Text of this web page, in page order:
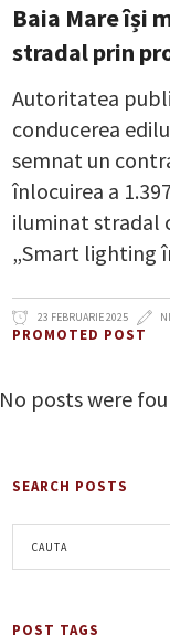
Baia Mare își
stradal prin
Autoritatea
conducerea
semnat un
înlocuirea a
iluminat stradal
„Smart lighting
23 FEBRUARIE 2025
PROMOTED POST
No posts were
SEARCH POSTS
POST TAGS